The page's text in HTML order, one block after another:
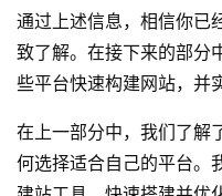
通过上述信息，相信你已
致了解。在接下来的部分
些平台快速构建网站，并
在上一部分中，我们了解
何选择适合自己的平台。